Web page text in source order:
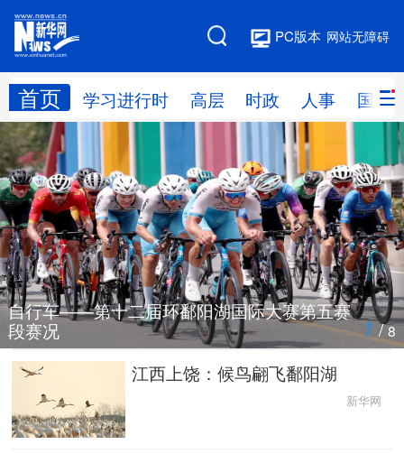
网站无障碍
PC版本
首页 学习进行时 高层 时政 人事 国际
网站地图
学习进行时 高层 时政 人事
国际 财经 网评 港澳
台湾 思客智库 全球连线 教育
科技 科创 量子 体育
文化 书画 健康 军事
访谈 政务
中央文件
自行车——第十二届环鄱阳湖国际大赛第五赛
段赛况
1/8
江西上饶：候鸟翩飞鄱阳湖
新华网